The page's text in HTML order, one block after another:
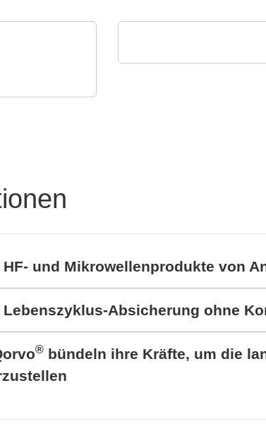
und Mikrowellenprodukte von
Absicherung ohne
® bündeln ihre Kräfte, um die